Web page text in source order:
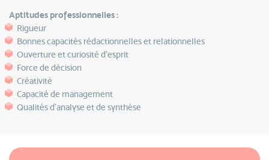
Aptitudes professionnelles :
Rigueur
Bonnes capacités rédactionnelles et relationnelles
Ouverture et curiosité d’esprit
Force de décision
Créativité
Capacité de management
Qualités d’analyse et de synthèse